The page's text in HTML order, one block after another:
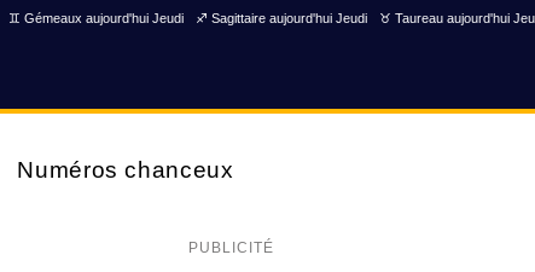
♊ Gémeaux aujourd'hui Jeudi ♐ Sagittaire aujourd'hui Jeudi ♉ Taureau aujourd'hui
Numéros chanceux